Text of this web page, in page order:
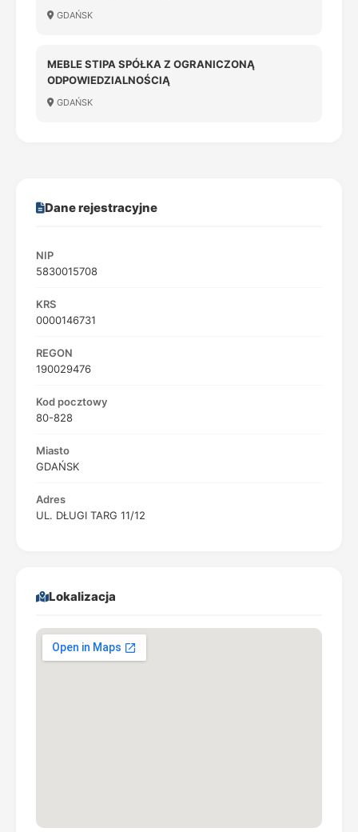
GDAŃSK
MEBLE STIPA SPÓŁKA Z OGRANICZONĄ
ODPOWIEDZIALNOŚCIĄ
GDAŃSK
Dane rejestracyjne
NIP
5830015708
KRS
0000146731
REGON
190029476
Kod pocztowy
80-828
Miasto
GDAŃSK
Adres
UL. DŁUGI TARG 11/12
Lokalizacja